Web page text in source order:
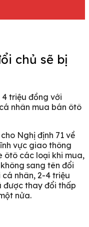
chủ sẽ bị
triệu đồng với
nhân mua bán ôtô
Nghị định 71 về
vực giao thông
ôtô các loại khi mua,
sang tên đổi
nhân, 2-4 triệu
được thay đổi thấp
nửa.